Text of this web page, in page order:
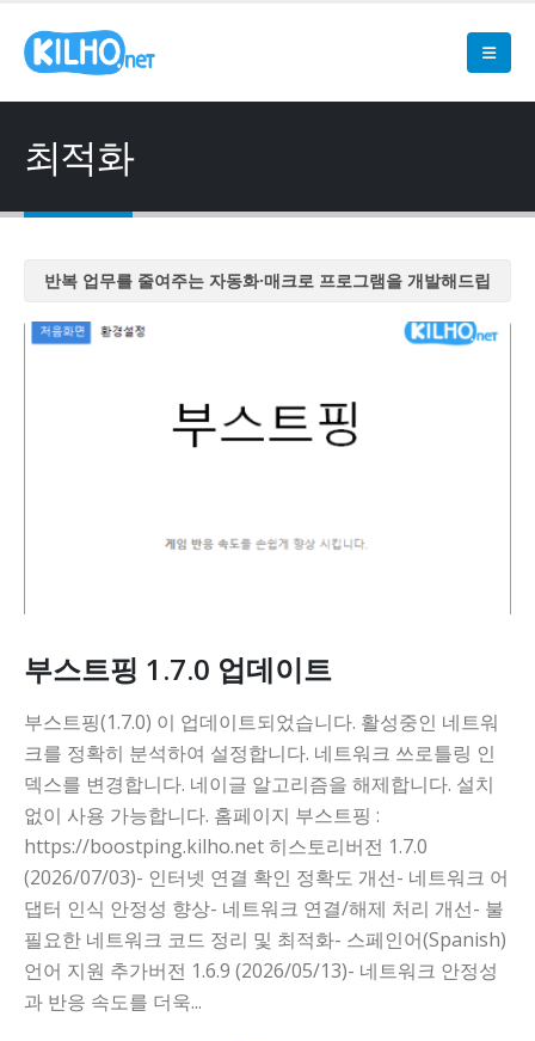
최적화
반복 업무를 줄여주는 자동화·매크로 프로그램을 개발해드립
반복 업무를 줄여주는 자동화·매크로 프로그램을 개발해드립
반복 업무를 줄여주는 자동화·매크로 프로그램을 개발해드립
니다
부스트핑 1.7.0 업데이트
부스트핑(1.7.0) 이 업데이트되었습니다. 활성중인 네트워
크를 정확히 분석하여 설정합니다. 네트워크 쓰로틀링 인
덱스를 변경합니다. 네이글 알고리즘을 해제합니다. 설치
없이 사용 가능합니다. 홈페이지 부스트핑 :
https://boostping.kilho.net 히스토리버전 1.7.0
(2026/07/03)- 인터넷 연결 확인 정확도 개선- 네트워크 어
댑터 인식 안정성 향상- 네트워크 연결/해제 처리 개선- 불
필요한 네트워크 코드 정리 및 최적화- 스페인어(Spanish)
언어 지원 추가버전 1.6.9 (2026/05/13)- 네트워크 안정성
과 반응 속도를 더욱...